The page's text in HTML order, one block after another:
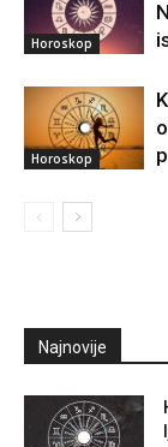
Horoskop
Horoskop
Najnovije